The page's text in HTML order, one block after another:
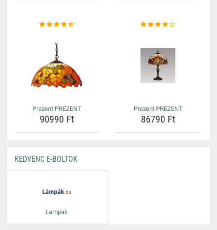
Prezent PREZENT
90990 Ft
Prezent PREZENT
86790 Ft
KEDVENC E-BOLTOK
Lampak